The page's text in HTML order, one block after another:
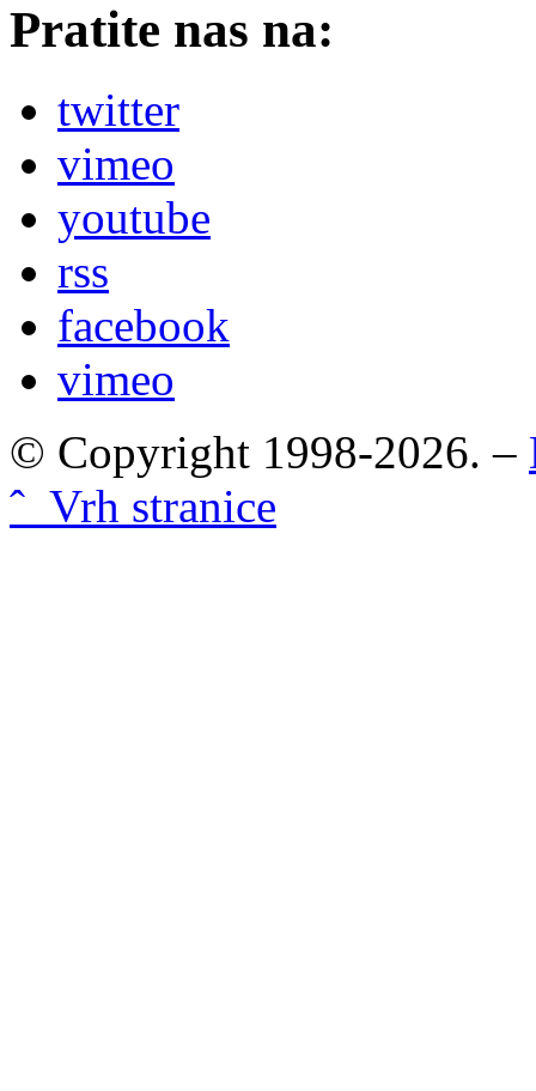
Pratite nas na:
twitter
vimeo
youtube
rss
facebook
vimeo
© Copyright 1998-2026. –
ˆ Vrh stranice